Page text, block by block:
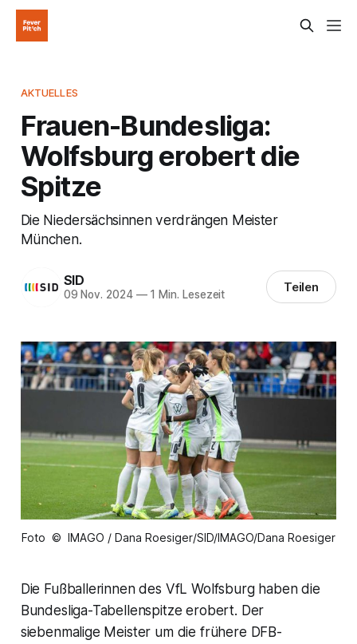
AKTUELLES
Frauen-Bundesliga:
Wolfsburg erobert die
Spitze
Die Niedersächsinnen verdrängen Meister
München.
SID
09 Nov. 2024 —1 Min. Lesezeit Teilen
Foto © IMAGO / Dana Roesiger/SID/IMAGO/Dana Roesiger
Die Fußballerinnen des VfL Wolfsburg haben die
Bundesliga-Tabellenspitze erobert. Der
siebenmalige Meister um die frühere DFB-